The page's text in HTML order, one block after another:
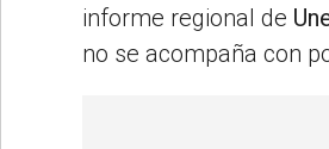
informe regional de
no se acompaña con